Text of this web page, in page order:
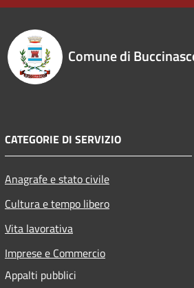
Comune di
CATEGORIE DI SERVIZIO
Anagrafe e stato civile
Cultura e tempo libero
Vita lavorativa
Imprese e Commercio
Appalti pubblici